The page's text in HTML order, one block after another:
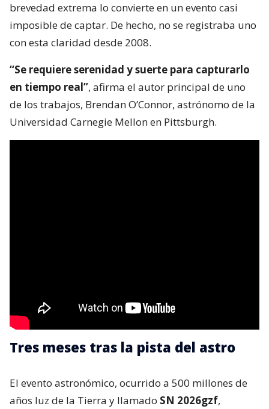
brevedad extrema lo convierte en un evento casi
imposible de captar. De hecho, no se registraba uno
con esta claridad desde 2008.
“Se requiere serenidad y suerte para capturarlo
en tiempo real”, afirma el autor principal de uno
de los trabajos, Brendan O’Connor, astrónomo de la
Universidad Carnegie Mellon en Pittsburgh.
Tres meses tras la pista del astro
El evento astronómico, ocurrido a 500 millones de
años luz de la Tierra y llamado SN 2026gzf,